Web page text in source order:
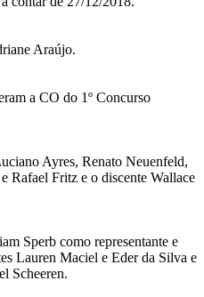
Araújo.
a CO do 1º Concurso
Ayres, Renato Neuenfeld,
Rafael Fritz e o discente Wallace
Sperb como representante e
Lauren Maciel e Eder da Silva e
Scheeren.